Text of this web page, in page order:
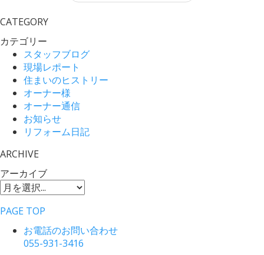
CATEGORY
カテゴリー
スタッフブログ
現場レポート
住まいのヒストリー
オーナー様
オーナー通信
お知らせ
リフォーム日記
ARCHIVE
アーカイブ
PAGE TOP
お電話のお問い合わせ
055-931-3416